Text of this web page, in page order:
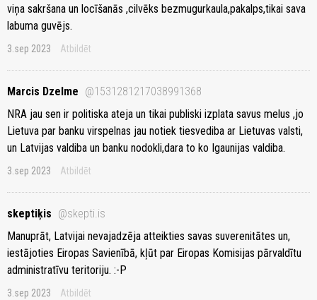
viņa sakršana un locīšanās ,cilvēks bezmugurkaula,pakalps,tikai sava
labuma guvējs.
3.sep 2023 Atbildēt
Marcis Dzelme @1531281217038991368
NRA jau sen ir politiska ateja un tikai publiski izplata savus melus ,jo
Lietuva par banku virspelnas jau notiek tiesvediba ar Lietuvas valsti,
un Latvijas valdiba un banku nodokli,dara to ko Igaunijas valdiba.
3.sep 2023 Atbildēt
skeptiķis @skepti.is
Manuprāt, Latvijai nevajadzēja atteikties savas suverenitātes un,
iestājoties Eiropas Savienībā, kļūt par Eiropas Komisijas pārvaldītu
administratīvu teritoriju. :-P
3.sep 2023 Atbildēt